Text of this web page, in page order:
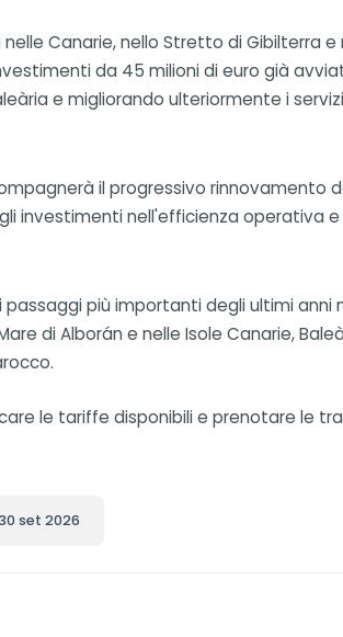
Canarie, nello Stretto di Gibilterra
da 45 milioni di euro già
e migliorando ulteriormente i
il progressivo
investimenti nell'efficienza operativa
più importanti degli ultimi
di Alborán e nelle Isole Canarie,
le tariffe disponibili e prenotare le
set 2026